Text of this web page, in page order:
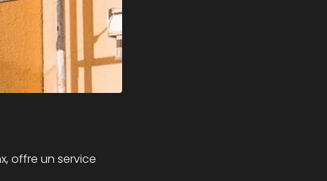
offre un service